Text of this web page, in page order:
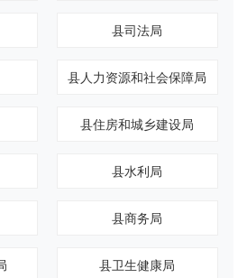
县司法局
县人力资源和社会保障局
县住房和城乡建设局
县水利局
县商务局
县卫生健康局